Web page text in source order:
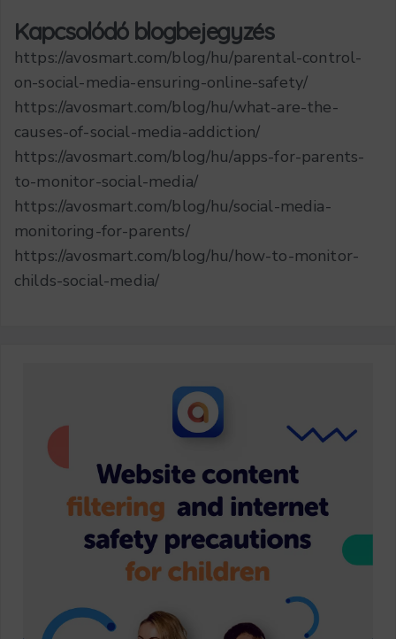
Kapcsolódó blogbejegyzés
https://avosmart.com/blog/hu/parental-control-
on-social-media-ensuring-online-safety/
https://avosmart.com/blog/hu/what-are-the-
causes-of-social-media-addiction/
https://avosmart.com/blog/hu/apps-for-parents-
to-monitor-social-media/
https://avosmart.com/blog/hu/social-media-
monitoring-for-parents/
https://avosmart.com/blog/hu/how-to-monitor-
childs-social-media/